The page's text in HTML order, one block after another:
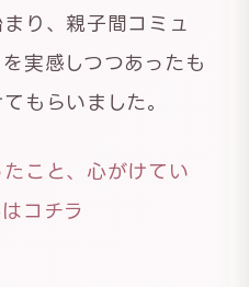
り、親子間コミュ
実感しつつあったも
もらいました。
こと、心がけてい
コチラ